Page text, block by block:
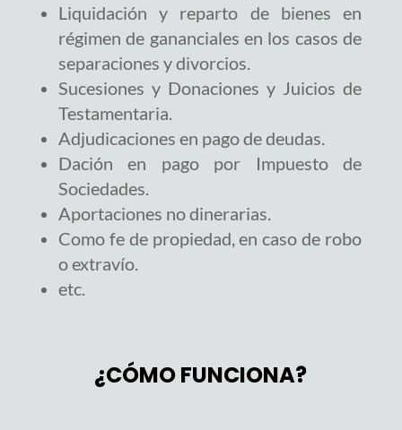
Liquidación y reparto de bienes en
régimen de gananciales en los casos de
separaciones y divorcios.
Sucesiones y Donaciones y Juicios de
Testamentaria.
Adjudicaciones en pago de deudas.
Dación en pago por Impuesto de
Sociedades.
Aportaciones no dinerarias.
Como fe de propiedad, en caso de robo
o extravío.
etc.
¿CÓMO FUNCIONA?